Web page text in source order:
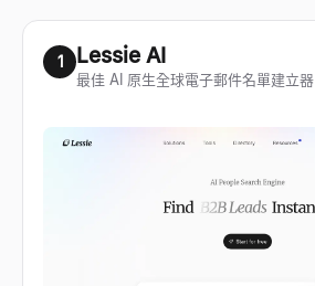
1 Lessie AI
最佳 AI 原生全球電子郵件名單建立器